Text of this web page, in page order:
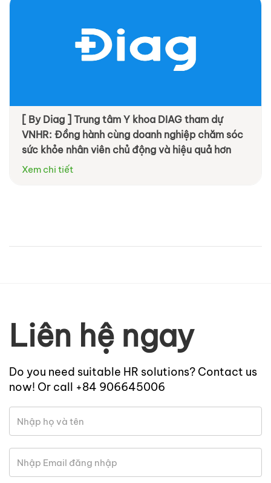
[ By Diag ] Trung tâm Y khoa DIAG tham dự
VNHR: Đồng hành cùng doanh nghiệp chăm sóc
sức khỏe nhân viên chủ động và hiệu quả hơn
Xem chi tiết
Liên hệ ngay
Do you need suitable HR solutions? Contact us
now! Or call +84 906645006